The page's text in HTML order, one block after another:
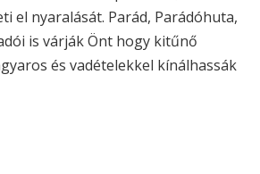
el nyaralását. Parád, Parádóhuta,
is várják Önt hogy kitűnő
és vadételekkel kínálhassák